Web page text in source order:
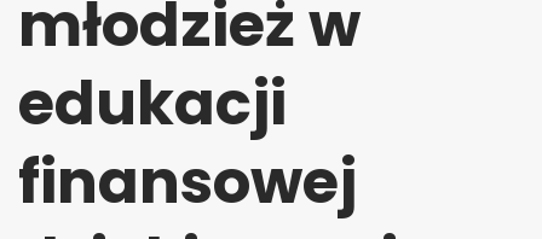
młodzież w
edukacji
finansowej